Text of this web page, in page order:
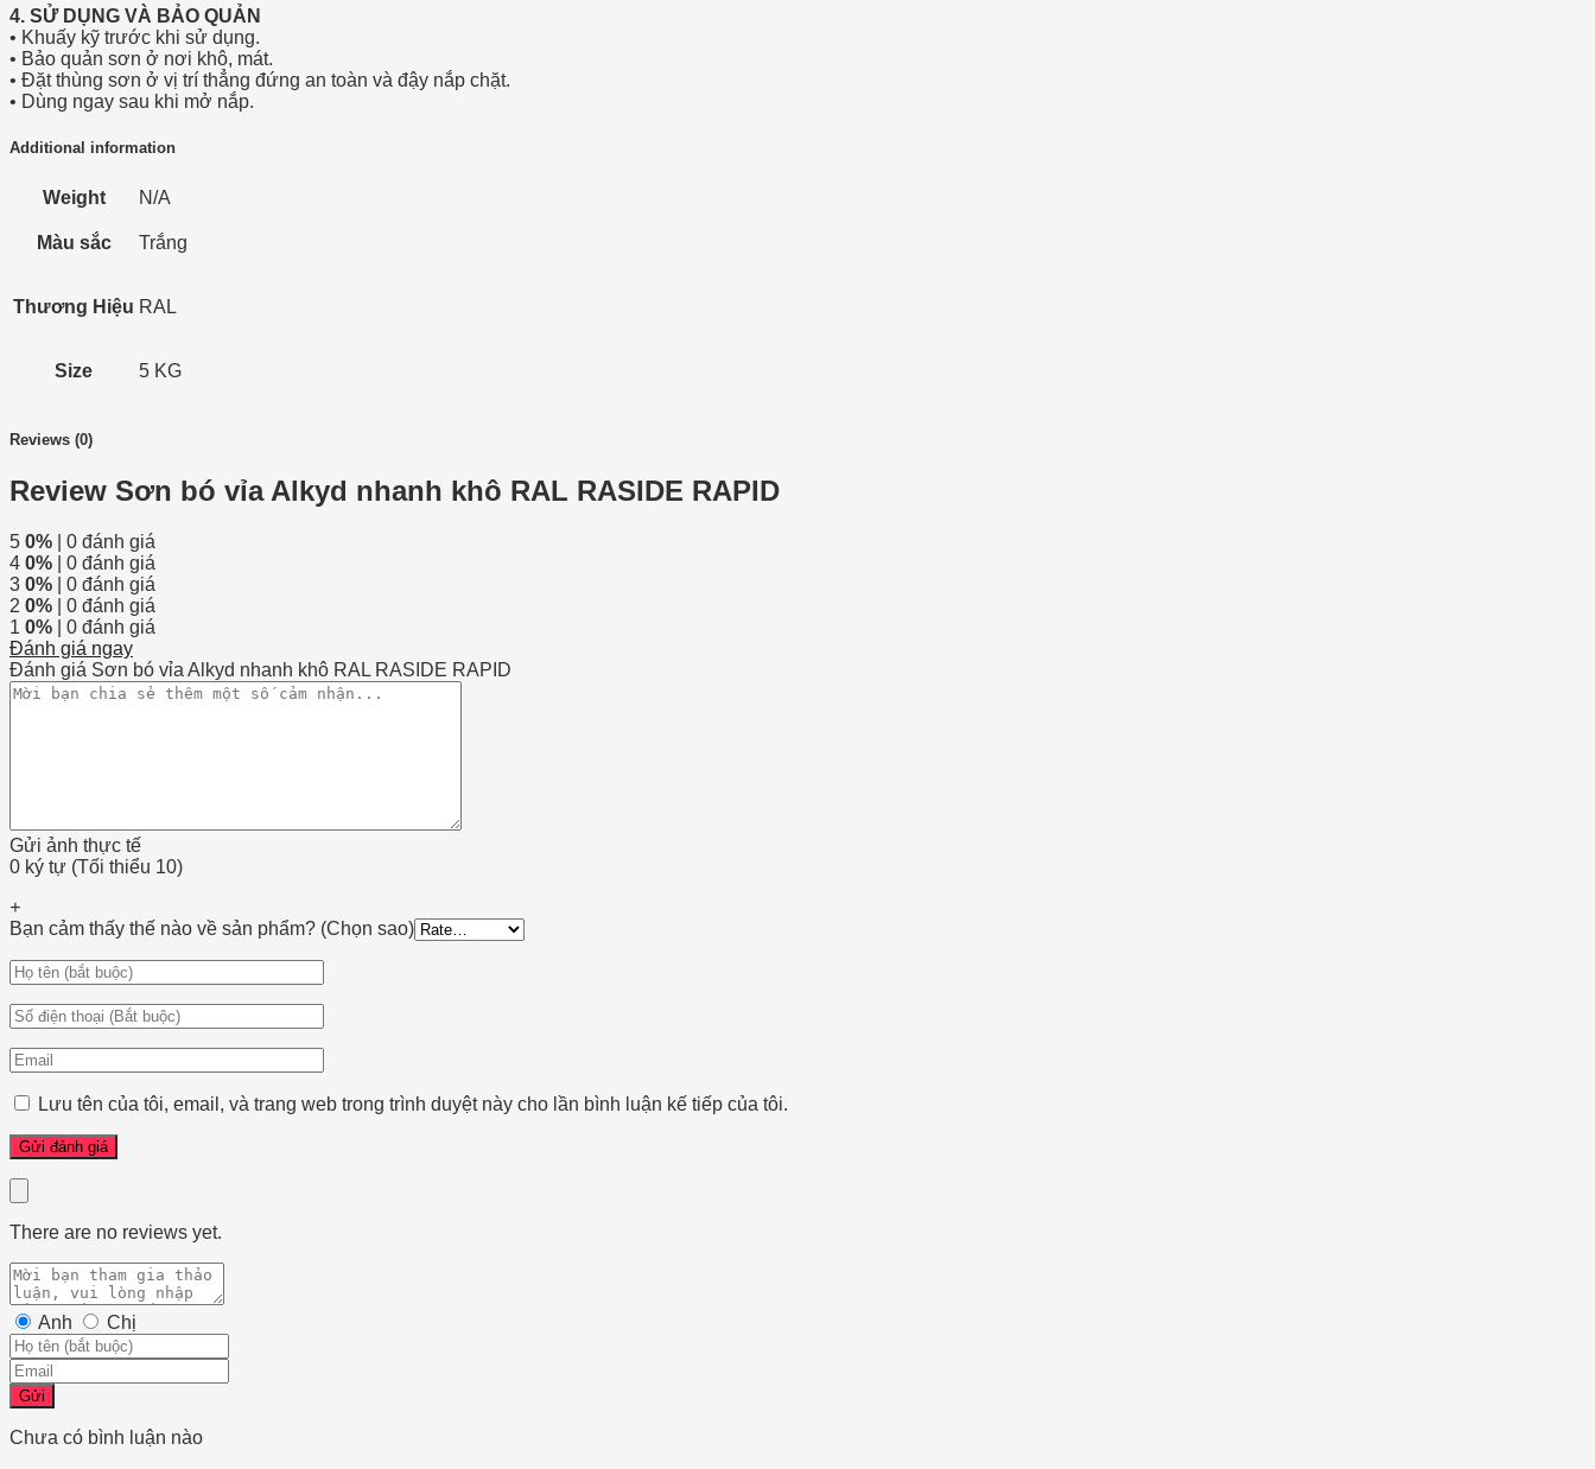
4. SỬ DỤNG VÀ BẢO QUẢN
• Khuấy kỹ trước khi sử dụng.
• Bảo quản sơn ở nơi khô, mát.
• Đặt thùng sơn ở vị trí thẳng đứng an toàn và đậy nắp chặt.
• Dùng ngay sau khi mở nắp.
Additional information
Weight N/A
Màu sắc Trắng
Thương Hiệu RAL
Size 5 KG
Reviews (0)
Review Sơn bó vỉa Alkyd nhanh khô RAL RASIDE RAPID
5 0% | 0 đánh giá
4 0% | 0 đánh giá
3 0% | 0 đánh giá
2 0% | 0 đánh giá
1 0% | 0 đánh giá
Đánh giá ngay
Đánh giá Sơn bó vỉa Alkyd nhanh khô RAL RASIDE RAPID
Gửi ảnh thực tế
0 ký tự (Tối thiểu 10)
+
Bạn cảm thấy thế nào về sản phẩm? (Chọn sao)
Lưu tên của tôi, email, và trang web trong trình duyệt này cho lần bình luận kế tiếp của tôi.
There are no reviews yet.
Anh Chị
Gửi
Chưa có bình luận nào